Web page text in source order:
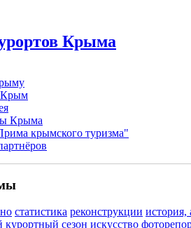
Крыма
Крым
Крыма
крымского туризма"
статистика реконструкции история,
курортный сезон искусство